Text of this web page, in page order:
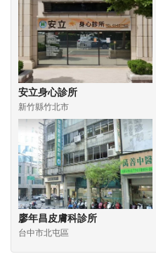
安立身心診所
新竹縣竹北市
廖年昌皮膚科診所
台中市北屯區